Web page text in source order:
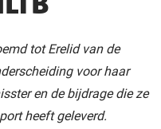
tot Erelid van de
voor haar
en de bijdrage die ze
heeft geleverd.